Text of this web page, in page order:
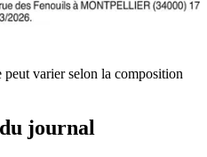
peut varier selon la composition
journal